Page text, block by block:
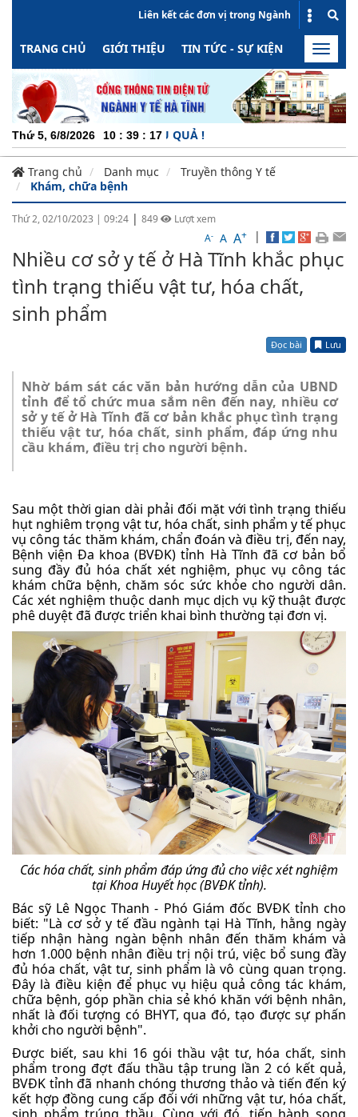
Liên kết các đơn vị trong Ngành
TRANG CHỦ GIỚI THIỆU TIN TỨC - SỰ KIỆN HOẠT
Toggle
Thứ 5, 6/8/2026 10 : 39 : 17
Trang chủ Danh mục
Truyền thông Y tế
Khám, chữa bệnh
Thứ 2, 02/10/2023 | 09:24 | 849
Lượt xem
A- A A+ |
Nhiều cơ sở y tế ở Hà Tĩnh khắc phục
tình trạng thiếu vật tư, hóa chất,
sinh phẩm
Đọc bài Lưu
Nhờ bám sát các văn bản hướng dẫn của UBND
tỉnh để tổ chức mua sắm nên đến nay, nhiều cơ
sở y tế ở Hà Tĩnh đã cơ bản khắc phục tình trạng
thiếu vật tư, hóa chất, sinh phẩm, đáp ứng nhu
cầu khám, điều trị cho người bệnh.
Sau một thời gian dài phải đối mặt với tình trạng thiếu
hụt nghiêm trọng vật tư, hóa chất, sinh phẩm y tế phục
vụ công tác thăm khám, chẩn đoán và điều trị, đến nay,
Bệnh viện Đa khoa (BVĐK) tỉnh Hà Tĩnh đã cơ bản bổ
sung đầy đủ hóa chất xét nghiệm, phục vụ công tác
khám chữa bệnh, chăm sóc sức khỏe cho người dân.
Các xét nghiệm thuộc danh mục dịch vụ kỹ thuật được
phê duyệt đã được triển khai bình thường tại đơn vị.
Các hóa chất, sinh phẩm đáp ứng đủ cho việc xét nghiệm
tại Khoa Huyết học (BVĐK tỉnh).
Bác sỹ Lê Ngọc Thanh - Phó Giám đốc BVĐK tỉnh cho
biết: "Là cơ sở y tế đầu ngành tại Hà Tĩnh, hằng ngày
tiếp nhận hàng ngàn bệnh nhân đến thăm khám và
hơn 1.000 bệnh nhân điều trị nội trú, việc bổ sung đầy
đủ hóa chất, vật tư, sinh phẩm là vô cùng quan trọng.
Đây là điều kiện để phục vụ hiệu quả công tác khám,
chữa bệnh, góp phần chia sẻ khó khăn với bệnh nhân,
nhất là đối tượng có BHYT, qua đó, tạo được sự phấn
khởi cho người bệnh".
Được biết, sau khi 16 gói thầu vật tư, hóa chất, sinh
phẩm trong đợt đấu thầu tập trung lần 2 có kết quả,
BVĐK tỉnh đã nhanh chóng thương thảo và tiến đến ký
kết hợp đồng cung cấp đối với những vật tư, hóa chất,